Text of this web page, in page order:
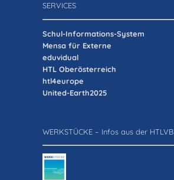
SERVICES
Schul-Informations-System
Mensa für Externe
eduvidual
HTL Oberösterreich
htl4europe
United-Earth2025
WERKSTÜCKE – Infos aus der HTLVB